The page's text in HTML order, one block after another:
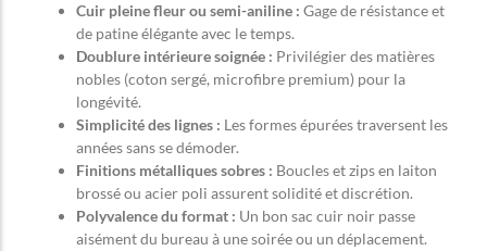
Cuir pleine fleur ou semi-aniline : Gage de résistance et
de patine élégante avec le temps.
Doublure intérieure soignée : Privilégier des matières
nobles (coton sergé, microfibre premium) pour la
longévité.
Simplicité des lignes : Les formes épurées traversent les
années sans se démoder.
Finitions métalliques sobres : Boucles et zips en laiton
brossé ou acier poli assurent solidité et discrétion.
Polyvalence du format : Un bon sac cuir noir passe
aisément du bureau à une soirée ou un déplacement.